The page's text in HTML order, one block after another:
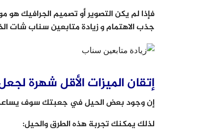
فإذا لم يكن التصوير أو تصميم الجرافيك
جذب الاهتمام و زيادة متابعين سناب شات
إتقان الميزات الأقل شهرة
إن وجود بعض الحيل في جعبتك سوف يساعد
لذلك يمكنك تجربة هذه الطرق والحيل: